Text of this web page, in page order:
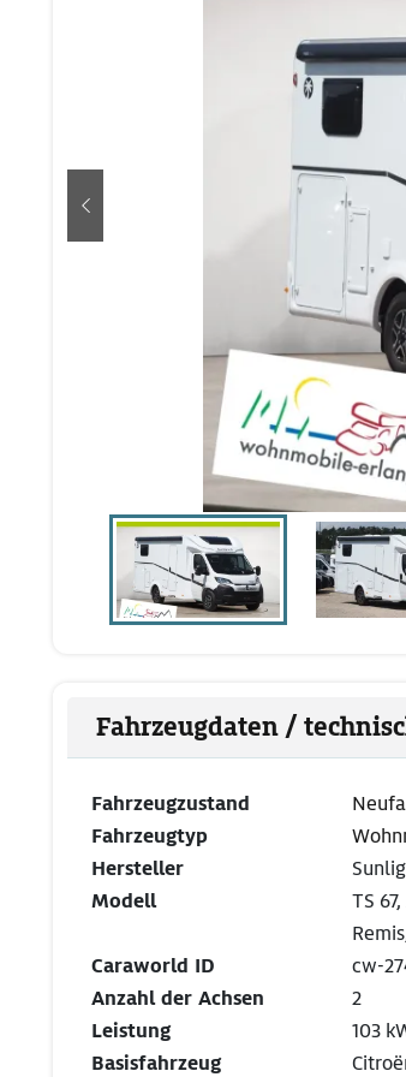
zurück
Fahrzeugdaten /
Fahrzeugzustand
Fahrzeugtyp
Hersteller
Modell
TS
Caraworld ID
cw-
Anzahl der Achsen
2
Leistung
103
Basisfahrzeug